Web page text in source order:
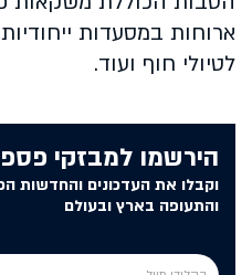
ארוחות במסעדות
לטיולי חוף ועוד.
הירשמו למבזקי
וקבלו את העדכונים והחדשות
והתעופה בארץ ובעולם